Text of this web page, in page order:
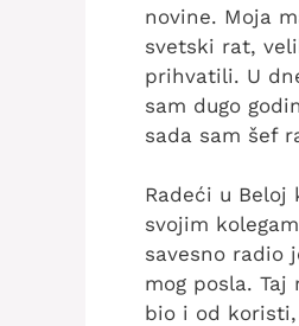
novine. Moja
svetski rat,
prihvatili. U
sam dugo
sada sam šef
Radeći u Beloj
svojim
savesno radio
mog posla.
bio i od